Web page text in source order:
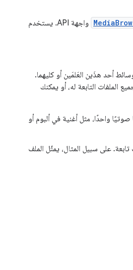
واجهة API. يستخدم
أحد هذَين العَلمَين أو كليهما.
الملفات التابعة له، أو يمكنك
واحدًا، مثل أغنية في ألبوم أو
على سبيل المثال، يمثّل الملف